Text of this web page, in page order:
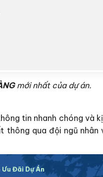
mới nhất của dự án.
tin nhanh chóng và
thông qua đội ngũ nhân
Đãi Dự Án